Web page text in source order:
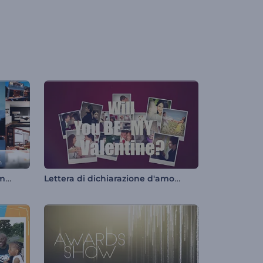
Presentazione di immagini immobiliari Lettera di dichiarazione d'amore